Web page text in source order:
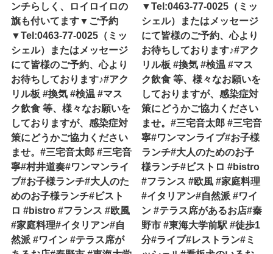
ンチらしく、ロイロイロの
旗も付いてます▼ご予約
▼Tel:0463-77-0025（ミッ
シェル）またはメッセージ
にて皆様のご予約、心より
お待ちしております♪#アク
リル板 #換気 #検温 #マス
ク飲食 等、様々なお願いを
しておりますが、感染症対
策にどうかご協力ください
ませ。#三宅音太郎 #三宅音
寧#村井道奏#ワンマンライ
ブ#お子様ランチ#大人のた
めのお子様ランチ#ビスト
ロ #bistro #フランス #欧風
#家庭料理#イタリアン#自
然派 #ワイン #テラス席が
▼Tel:0463-77-0025（ミッ
シェル）またはメッセージ
にて皆様のご予約、心より
お待ちしております♪#アク
リル板 #換気 #検温 #マス
ク飲食 等、様々なお願いを
しておりますが、感染症対
策にどうかご協力ください
ませ。#三宅音太郎 #三宅音
寧#ワンマンライブ#お子様
ランチ#大人のためのお子
様ランチ#ビストロ #bistro
#フランス #欧風 #家庭料理
#イタリアン#自然派 #ワイ
ン #テラス席があるお店#秦
野市 #東海大学前駅 #徒歩1
分#ライブ#レストラン#ミ